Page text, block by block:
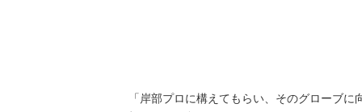
「岸部プロに構えてもらい、そのグローブ